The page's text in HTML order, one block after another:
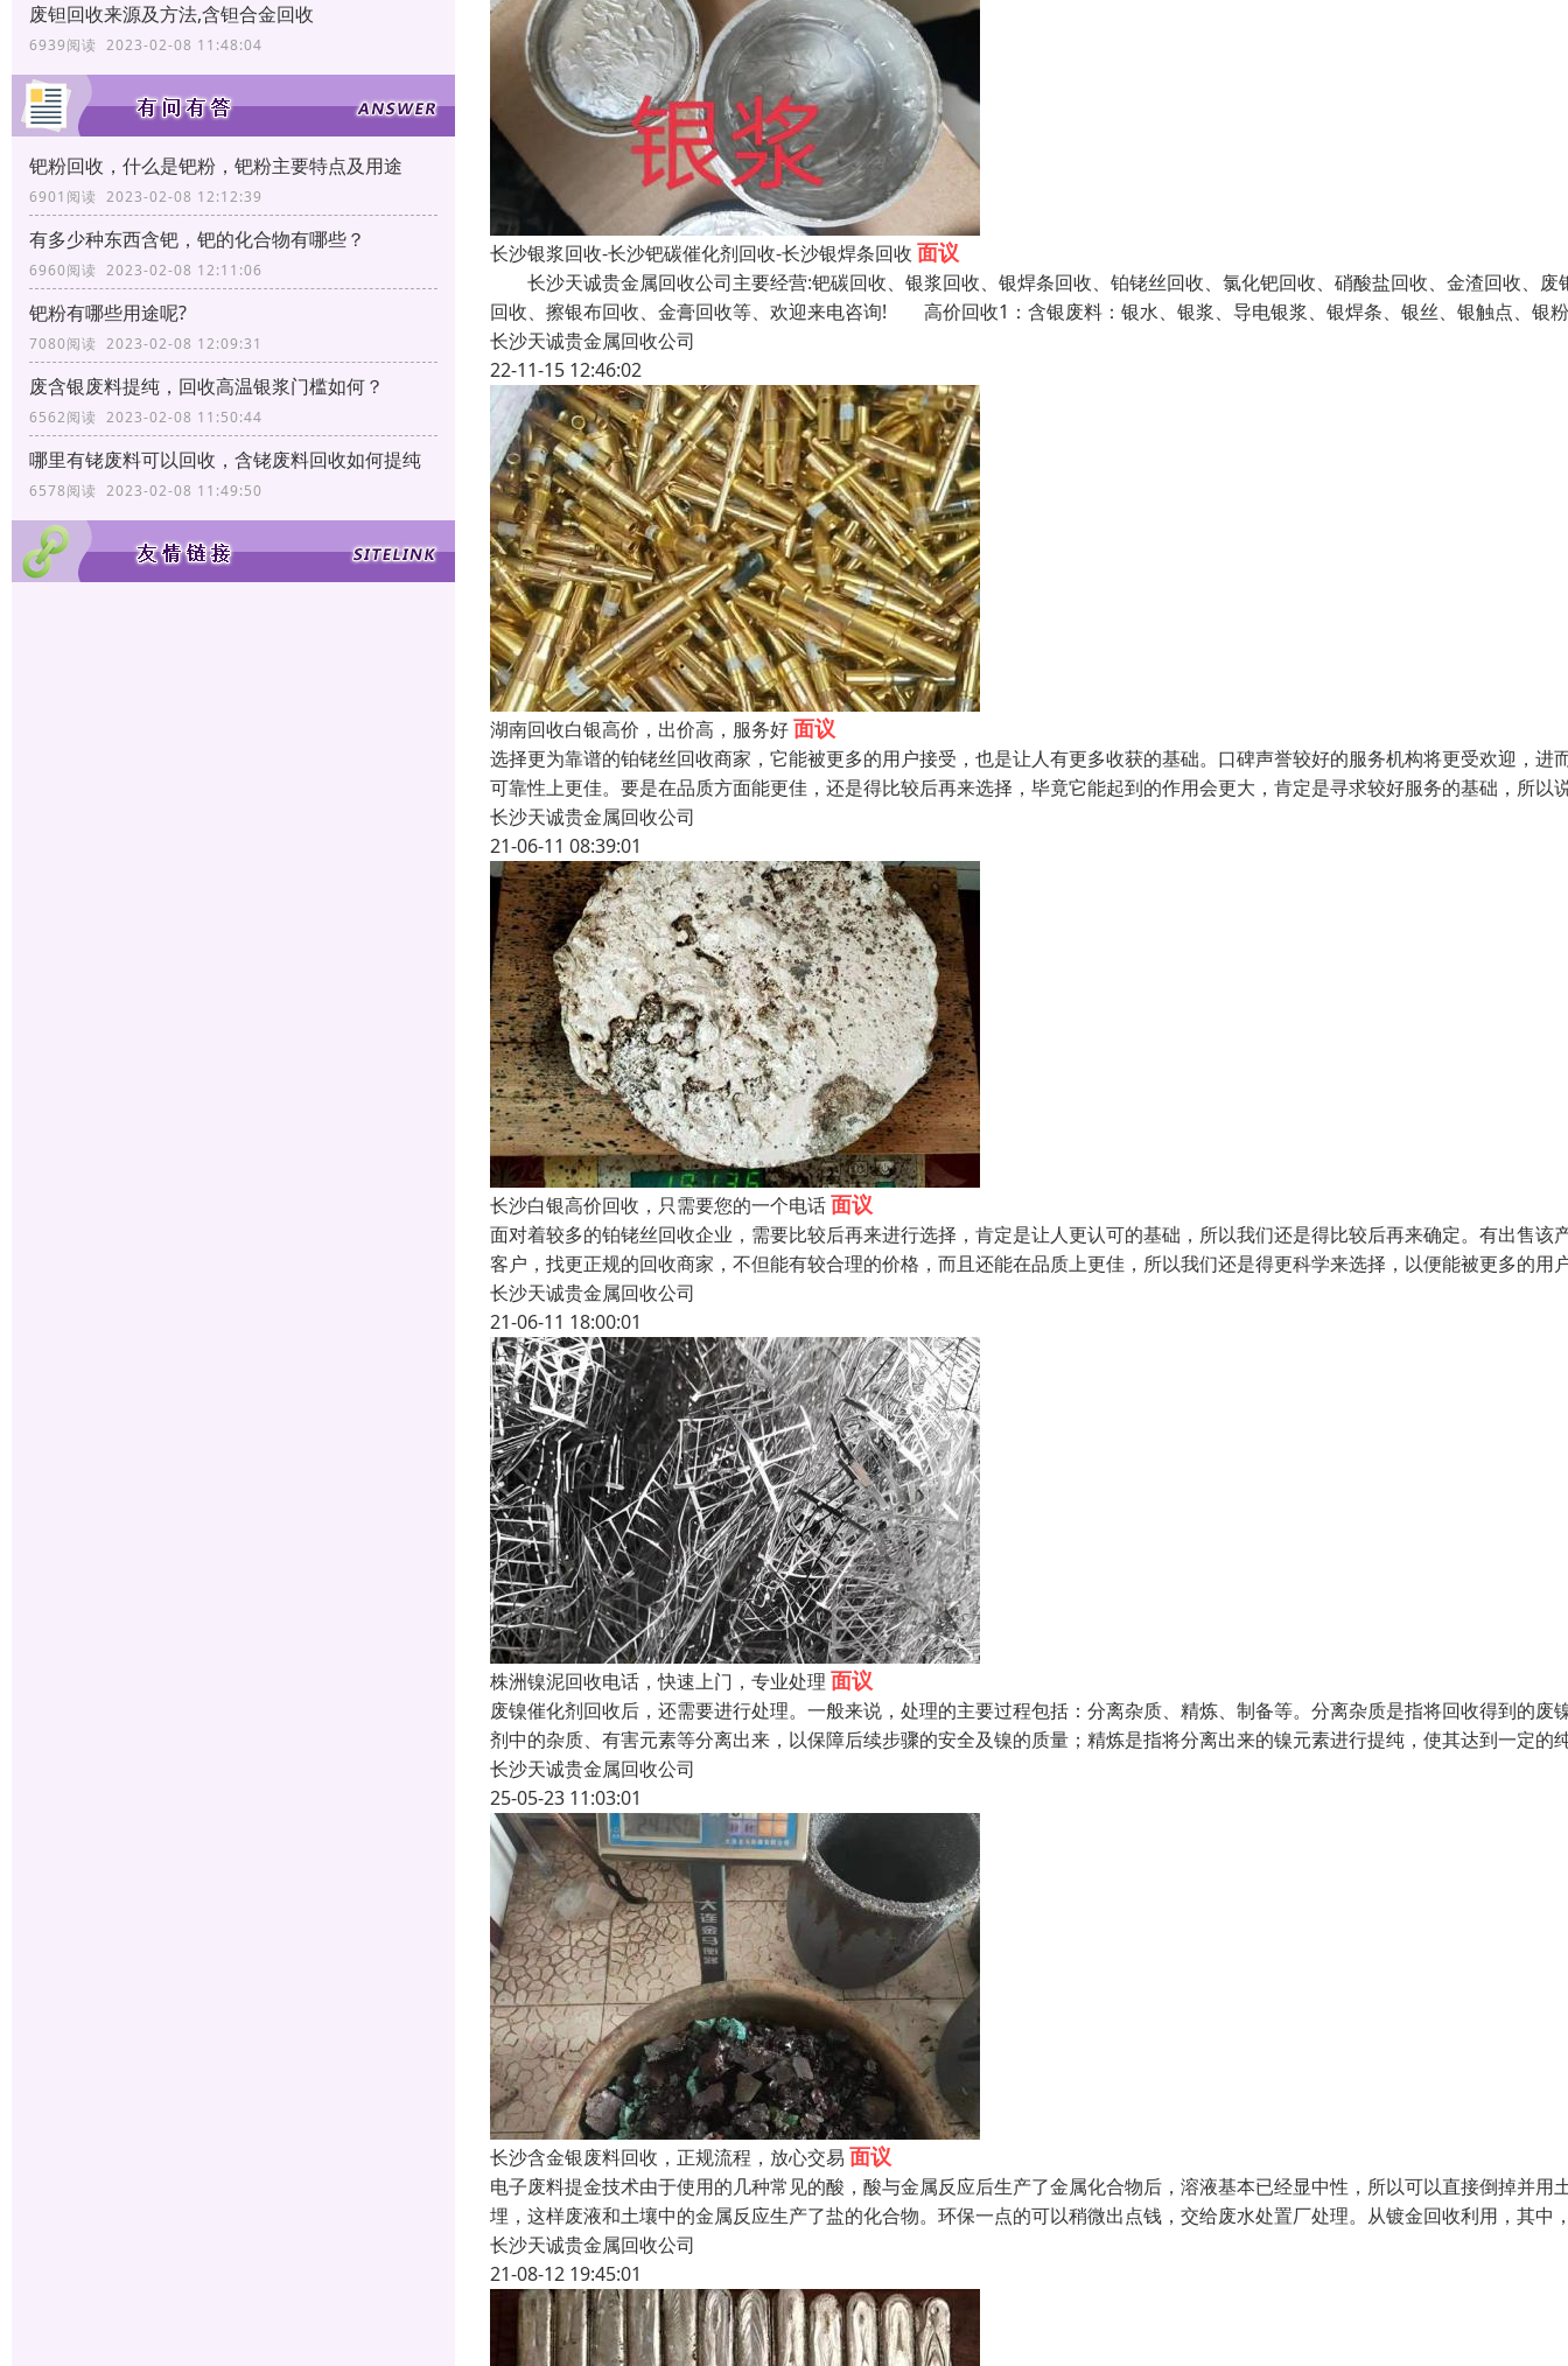
废钽回收来源及方法,含钽合金回收
6939阅读 2023-02-08 11:48:04
钯粉回收，什么是钯粉，钯粉主要特点及用途
6901阅读 2023-02-08 12:12:39
有多少种东西含钯，钯的化合物有哪些？
6960阅读 2023-02-08 12:11:06
钯粉有哪些用途呢?
7080阅读 2023-02-08 12:09:31
废含银废料提纯，回收高温银浆门槛如何？
6562阅读 2023-02-08 11:50:44
哪里有铑废料可以回收，含铑废料回收如何提纯
6578阅读 2023-02-08 11:49:50
长沙银浆回收-长沙钯碳催化剂回收-长沙银焊条回收 面议
长沙天诚贵金属回收公司主要经营:钯碳回收、银浆回收、银焊条回收、铂铑丝回收、氯化钯回收、硝酸盐回收、金渣回收、废
回收、擦银布回收、金膏回收等、欢迎来电咨询! 高价回收1：含银废料：银水、银浆、导电银浆、银焊条、银丝、银触点、银
长沙天诚贵金属回收公司
22-11-15 12:46:02
湖南回收白银高价，出价高，服务好面议
选择更为靠谱的铂铑丝回收商家，它能被更多的用户接受，也是让人有更多收获的基础。口碑声誉较好的服务机构将更受欢迎，进
可靠性上更佳。要是在品质方面能更佳，还是得比较后再来选择，毕竟它能起到的作用会更大，肯定是寻求较好服务的基础，所以
长沙天诚贵金属回收公司
21-06-11 08:39:01
长沙白银高价回收，只需要您的一个电话面议
面对着较多的铂铑丝回收企业，需要比较后再来进行选择，肯定是让人更认可的基础，所以我们还是得比较后再来确定。有出售该
客户，找更正规的回收商家，不但能有较合理的价格，而且还能在品质上更佳，所以我们还是得更科学来选择，以便能被更多的用
长沙天诚贵金属回收公司
21-06-11 18:00:01
株洲镍泥回收电话，快速上门，专业处理 面议
废镍催化剂回收后，还需要进行处理。一般来说，处理的主要过程包括：分离杂质、精炼、制备等。分离杂质是指将回收得到的废
剂中的杂质、有害元素等分离出来，以保障后续步骤的安全及镍的质量；精炼是指将分离出来的镍元素进行提纯，使其达到一定的
长沙天诚贵金属回收公司
25-05-23 11:03:01
长沙含金银废料回收，正规流程，放心交易 面议
电子废料提金技术由于使用的几种常见的酸，酸与金属反应后生产了金属化合物后，溶液基本已经显中性，所以可以直接倒掉并用
埋，这样废液和土壤中的金属反应生产了盐的化合物。环保一点的可以稍微出点钱，交给废水处置厂处理。从镀金回收利用，其中
长沙天诚贵金属回收公司
21-08-12 19:45:01